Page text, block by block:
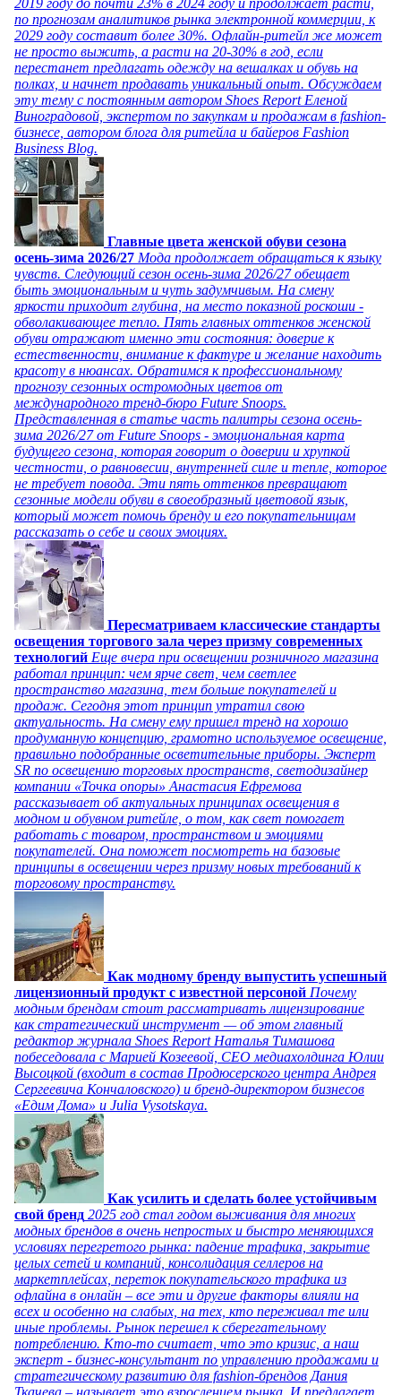
2019 году до почти 23% в 2024 году и продолжает расти,
по прогнозам аналитиков рынка электронной коммерции, к
2029 году составит более 30%. Офлайн-ритейл же может
не просто выжить, а расти на 20-30% в год, если
перестанет предлагать одежду на вешалках и обувь на
полках, и начнет продавать уникальный опыт. Обсуждаем
эту тему с постоянным автором Shoes Report Еленой
Виноградовой, экспертом по закупкам и продажам в fashion-
бизнесе, автором блога для ритейла и байеров Fashion
Business Blog.
Главные цвета женской обуви сезона
осень-зима 2026/27 Мода продолжает обращаться к языку
чувств. Следующий сезон осень-зима 2026/27 обещает
быть эмоциональным и чуть задумчивым. На смену
яркости приходит глубина, на место показной роскоши -
обволакивающее тепло. Пять главных оттенков женской
обуви отражают именно эти состояния: доверие к
естественности, внимание к фактуре и желание находить
красоту в нюансах. Обратимся к профессиональному
прогнозу сезонных остромодных цветов от
международного тренд-бюро Future Snoops.
Представленная в статье часть палитры сезона осень-
зима 2026/27 от Future Snoops - эмоциональная карта
будущего сезона, которая говорит о доверии и хрупкой
честности, о равновесии, внутренней силе и тепле, которое
не требует повода. Эти пять оттенков превращают
сезонные модели обуви в своеобразный цветовой язык,
который может помочь бренду и его покупательницам
рассказать о себе и своих эмоциях.
Пересматриваем классические стандарты
освещения торгового зала через призму современных
технологий Еще вчера при освещении розничного магазина
работал принцип: чем ярче свет, чем светлее
пространство магазина, тем больше покупателей и
продаж. Сегодня этот принцип утратил свою
актуальность. На смену ему пришел тренд на хорошо
продуманную концепцию, грамотно используемое освещение,
правильно подобранные осветительные приборы. Эксперт
SR по освещению торговых пространств, светодизайнер
компании «Точка опоры» Анастасия Ефремова
рассказывает об актуальных принципах освещения в
модном и обувном ритейле, о том, как свет помогает
работать с товаром, пространством и эмоциями
покупателей. Она поможет посмотреть на базовые
принципы в освещении через призму новых требований к
торговому пространству.
Как модному бренду выпустить успешный
лицензионный продукт с известной персоной Почему
модным брендам стоит рассматривать лицензирование
как стратегический инструмент — об этом главный
редактор журнала Shoes Report Наталья Тимашова
побеседовала с Марией Козеевой, СЕО медиахолдинга Юлии
Высоцкой (входит в состав Продюсерского центра Андрея
Сергеевича Кончаловского) и бренд-директором бизнесов
«Едим Дома» и Julia Vysotskaya.
Как усилить и сделать более устойчивым
свой бренд 2025 год стал годом выживания для многих
модных брендов в очень непростых и быстро меняющихся
условиях перегретого рынка: падение трафика, закрытие
целых сетей и компаний, консолидация селлеров на
маркетплейсах, переток покупательского трафика из
офлайна в онлайн – все эти и другие факторы влияли на
всех и особенно на слабых, на тех, кто переживал те или
иные проблемы. Рынок перешел к сберегательному
потреблению. Кто-то считает, что это кризис, а наш
эксперт - бизнес-консультант по управлению продажами и
стратегическому развитию для fashion-брендов Дания
Ткачева – называет это взрослением рынка. И предлагает